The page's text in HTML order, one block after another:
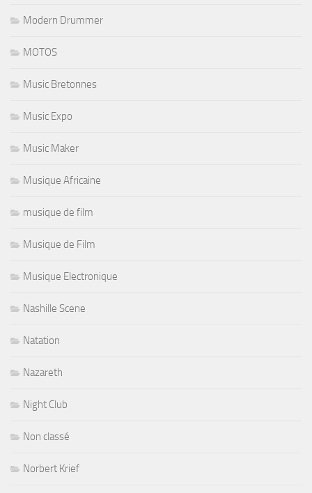
Modern Drummer
MOTOS
Music Bretonnes
Music Expo
Music Maker
Musique Africaine
musique de film
Musique de Film
Musique Electronique
Nashille Scene
Natation
Nazareth
Night Club
Non classé
Norbert Krief